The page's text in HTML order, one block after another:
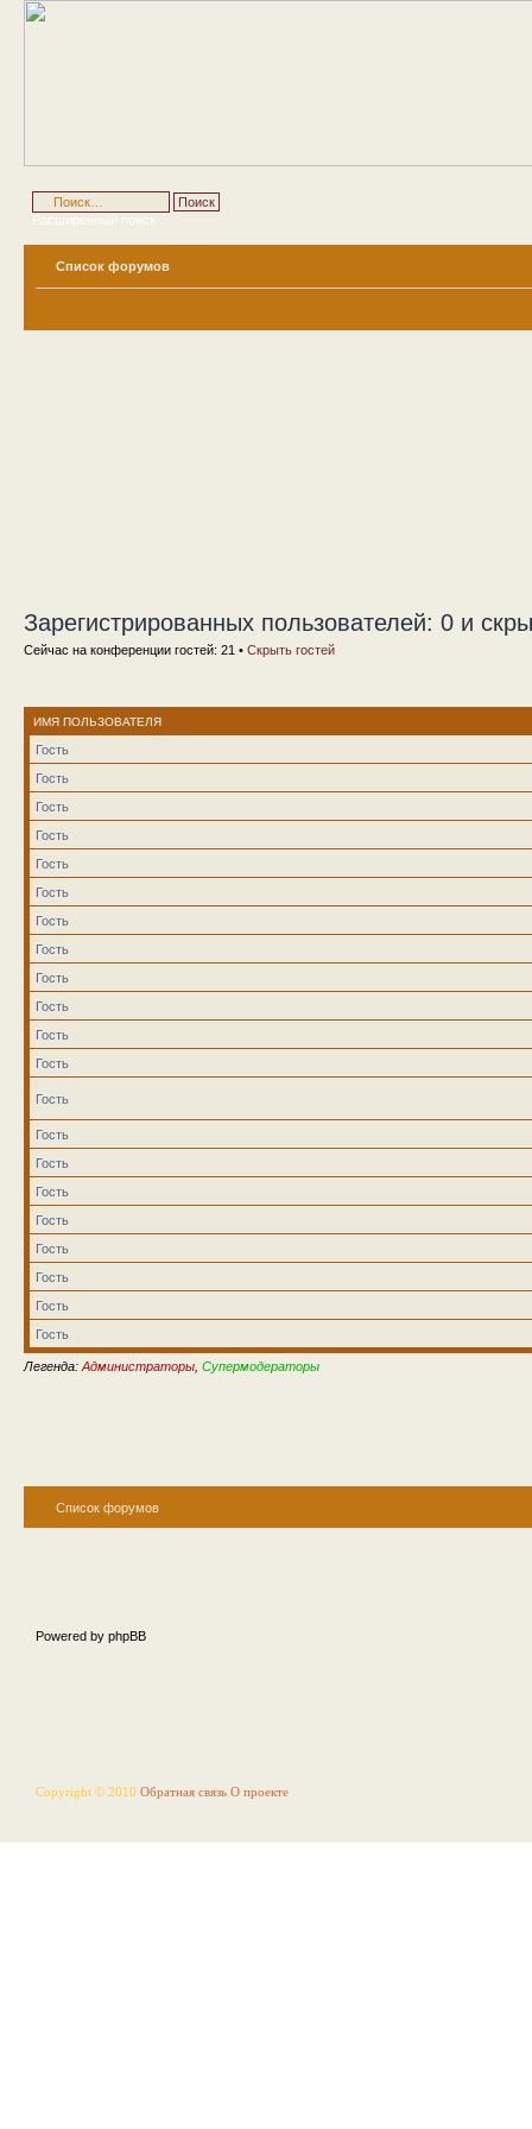
Расширенный поиск
Список форумов
Зарегистрированных пользователей: 0 и
Сейчас на конференции гостей: 21 • Скрыть гостей
ИМЯ ПОЛЬЗОВАТЕЛЯ
Гость
Гость
Гость
Гость
Гость
Гость
Гость
Гость
Гость
Гость
Гость
Гость
Гость
Гость
Гость
Гость
Гость
Гость
Гость
Гость
Гость
Легенда: Администраторы Супермодераторы
Список форумов
Powered by phpBB
Copyright © 2010 Обратная связь О проекте